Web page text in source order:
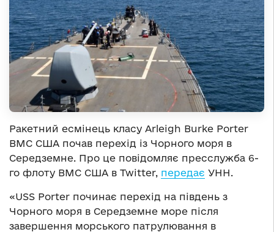
Ракетний есмінець класу Arleigh Burke Porter
ВМС США почав перехід із Чорного моря в
Середземне. Про це повідомляє пресслужба 6-
го флоту ВМС США в Twitter, передає УНН.
«USS Porter починає перехід на південь з
Чорного моря в Середземне море після
завершення морського патрулювання в